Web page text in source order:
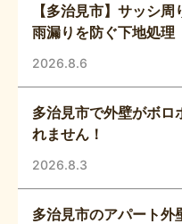
【多治見市】サッシ
雨漏りを防ぐ下地処理
2026.8.6
多治見市で外壁がボ
れません！
2026.8.3
多治見市のアパート外